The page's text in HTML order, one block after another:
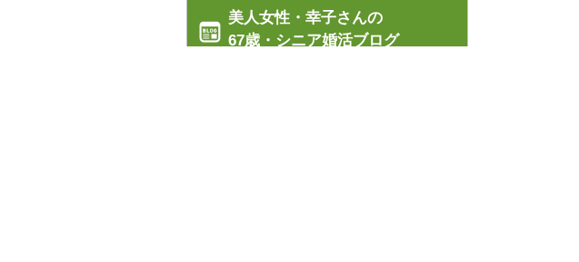
美人女性・幸子さんの
67歳・シニア婚活ブログ